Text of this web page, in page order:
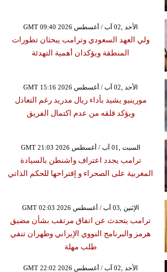
GMT 09:40 2026 الأحد ,02 آب / أغسطس
ولي العهد السعودي وترامب يبحثان تطورات
المنطقة ويؤكدان أهمية التهدئة
GMT 15:16 2026 الأحد ,02 آب / أغسطس
مورينيو يشيد بأداء ريال مدريد رغم التعادل
ويؤكد قلقه من عدم اكتمال الفريق
GMT 21:03 2026 السبت ,01 آب / أغسطس
ترامب يجدد اعتراف واشنطن بالسيادة
المغربية على الصحراء و إقتراحها للحكم الذاتي
GMT 02:03 2026 الإثنين ,03 آب / أغسطس
ترامب يتحدث عن اتفاق مرتقب بشأن مضيق
هرمز والبرنامج النووي الإيراني وطهران تنفي
طلب مهلة
GMT 22:02 2026 الأحد ,02 آب / أغسطس